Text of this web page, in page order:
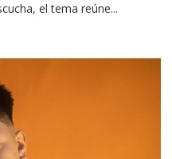
el tema reúne...